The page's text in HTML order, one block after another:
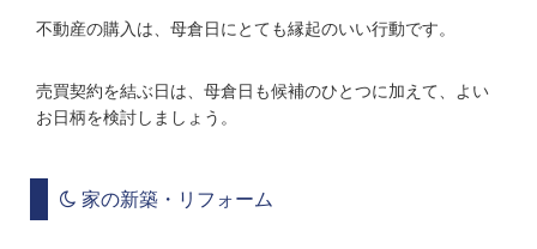
不動産の購入は、母倉日にとても縁起のいい行動です。
売買契約を結ぶ日は、母倉日も候補のひとつに加えて、よい
お日柄を検討しましょう。
家の新築・リフォーム